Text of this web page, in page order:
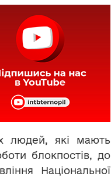
людей, які мають
блокпостів, до
Національної